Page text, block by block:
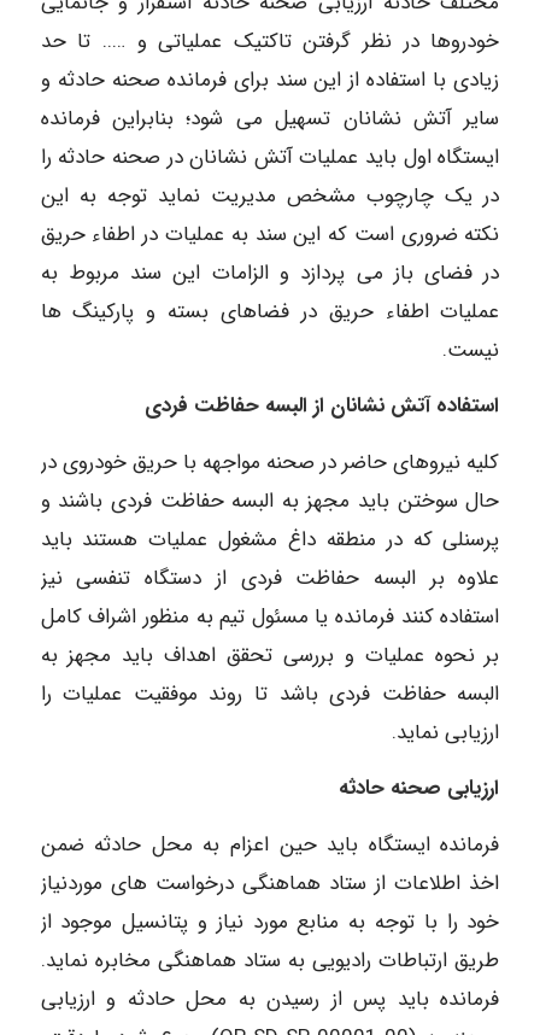
خودروها در نظر گرفتن تاکتیک عملیاتی و ….. تا حد
زیادی با استفاده از این سند برای فرمانده صحنه حادثه و
سایر آتش نشانان تسهیل می شود؛ بنابراین فرمانده
ایستگاه اول باید عملیات آتش نشانان در صحنه حادثه را
در یک چارچوب مشخص مدیریت نماید توجه به این
نکته ضروری است که این سند به عملیات در اطفاء حریق
در فضای باز می پردازد و الزامات این سند مربوط به
عملیات اطفاء حریق در فضاهای بسته و پارکینگ ها
نیست.
استفاده آتش نشانان از البسه حفاظت فردی
کلیه نیروهای حاضر در صحنه مواجهه با حریق خودروی در
حال سوختن باید مجهز به البسه حفاظت فردی باشند و
پرسنلی که در منطقه داغ مشغول عملیات هستند باید
علاوه بر البسه حفاظت فردی از دستگاه تنفسی نیز
استفاده کنند فرمانده یا مسئول تیم به منظور اشراف کامل
بر نحوه عملیات و بررسی تحقق اهداف باید مجهز به
البسه حفاظت فردی باشد تا روند موفقیت عملیات را
ارزیابی نماید.
ارزیابی صحنه حادثه
فرمانده ایستگاه باید حین اعزام به محل حادثه ضمن
اخذ اطلاعات از ستاد هماهنگی درخواست های موردنیاز
خود را با توجه به منابع مورد نیاز و پتانسیل موجود از
طریق ارتباطات رادیویی به ستاد هماهنگی مخابره نماید.
فرمانده باید پس از رسیدن به محل حادثه و ارزیابی